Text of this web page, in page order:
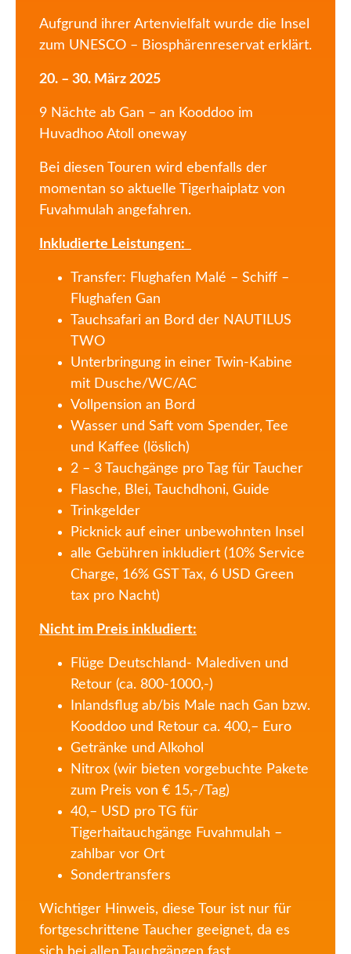
Aufgrund ihrer Artenvielfalt wurde die Insel
zum UNESCO – Biosphärenreservat erklärt.
20. – 30. März 2025
9 Nächte ab Gan – an Kooddoo im
Huvadhoo Atoll oneway
Bei diesen Touren wird ebenfalls der
momentan so aktuelle Tigerhaiplatz von
Fuvahmulah angefahren.
Inkludierte Leistungen:
Transfer: Flughafen Malé – Schiff –
Flughafen Gan
Tauchsafari an Bord der NAUTILUS
TWO
Unterbringung in einer Twin-Kabine
mit Dusche/WC/AC
Vollpension an Bord
Wasser und Saft vom Spender, Tee
und Kaffee (löslich)
2 – 3 Tauchgänge pro Tag für Taucher
Flasche, Blei, Tauchdhoni, Guide
Trinkgelder
Picknick auf einer unbewohnten Insel
alle Gebühren inkludiert (10% Service
Charge, 16% GST Tax, 6 USD Green
tax pro Nacht)
Nicht im Preis inkludiert:
Flüge Deutschland- Malediven und
Retour (ca. 800-1000,-)
Inlandsflug ab/bis Male nach Gan bzw.
Kooddoo und Retour ca. 400,– Euro
Getränke und Alkohol
Nitrox (wir bieten vorgebuchte Pakete
zum Preis von € 15,-/Tag)
40,– USD pro TG für
Tigerhaitauchgänge Fuvahmulah –
zahlbar vor Ort
Sondertransfers
Wichtiger Hinweis, diese Tour ist nur für
fortgeschrittene Taucher geeignet, da es